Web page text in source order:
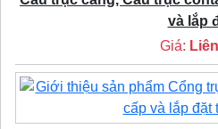
và lắp
Giá: